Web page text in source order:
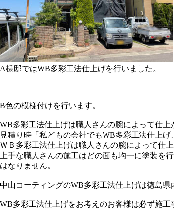
A様邸ではWB多彩工法仕上げを行いました。
B色の模様付けを行います。
WB多彩工法仕上げは職人さんの腕によって仕上
見積り時「私どもの会社でもWB多彩工法仕上
ＷＢ多彩工法仕上げは職人さんの腕によって仕
上手な職人さんの施工はどの面も均一に塗装を
はなりません。
中山コーティングのWB多彩工法仕上げは徳島県
WB多彩工法仕上げをお考えのお客様は必ず施工